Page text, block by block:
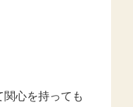
心を持っても